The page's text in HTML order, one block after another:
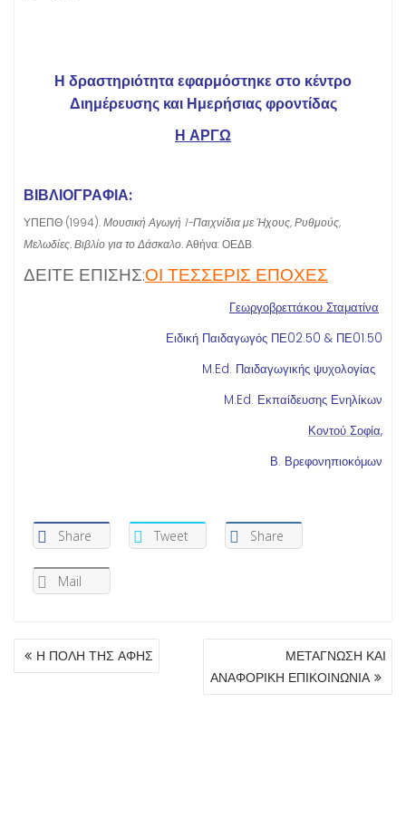
Η δραστηριότητα εφαρμόστηκε στο κέντρο
Διημέρευσης και Ημερήσιας φροντίδας
Η ΑΡΓΩ
ΒΙΒΛΙΟΓΡΑΦΙΑ:
ΥΠΕΠΘ (1994).Μουσική Αγωγή 1-Παιχνίδια με Ήχους, Ρυθμούς,
Μελωδίες. Βιβλίο για το Δάσκαλο.Αθήνα: ΟΕΔΒ.
ΔΕΙΤΕ ΕΠΙΣΗΣ:ΟΙ ΤΕΣΣΕΡΙΣ ΕΠΟΧΕΣ
Γεωργοβρεττάκου Σταματίνα
Ειδική Παιδαγωγός ΠΕ02.50 & ΠΕ01.50
M.Ed. Παιδαγωγικής ψυχολογίας
M.Ed. Εκπαίδευσης Ενηλίκων
Κοντού Σοφία,
Β. Βρεφονηπιοκόμων
Share Tweet Share
Mail
ΠΛΟΉΓΗΣΗ
ΆΡΘΡΩΝ
Η ΠΟΛΗ ΤΗΣ ΑΦΗΣ
ΜΕΤΑΓΝΩΣΗ ΚΑΙ
ΑΝΑΦΟΡΙΚΗ ΕΠΙΚΟΙΝΩΝΙΑ